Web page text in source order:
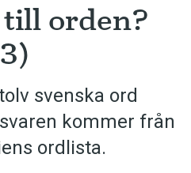
orden?
svenska ord
kommer från
ordlista.